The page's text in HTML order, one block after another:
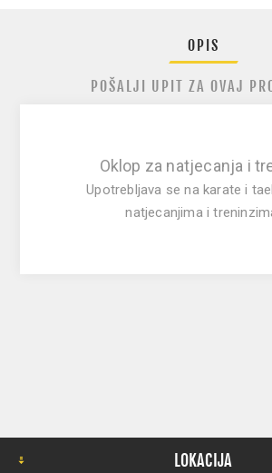
OPIS
POŠALJI UPIT ZA OVAJ
Oklop za natjecanja i
Upotrebljava se na karate i
natjecanjima i
LOKACIJA